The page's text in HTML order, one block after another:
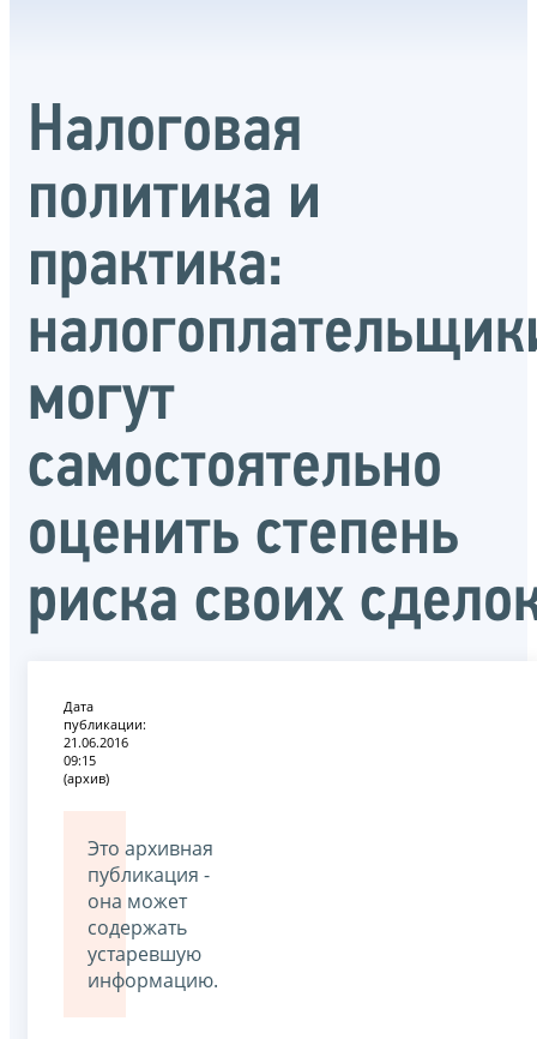
Налоговая
политика и
практика:
могут
самостоятельно
оценить степень
риска своих
Дата
публикации:
21.06.2016
09:15
(архив)
Это архивная
публикация -
она может
содержать
устаревшую
информацию.